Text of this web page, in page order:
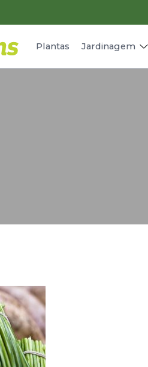
Plantas Jardinagem